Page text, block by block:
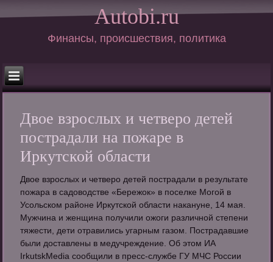
Autobi.ru
Финансы, происшествия, политика
Двое взрослых и четверо детей
пострадали на пожаре в
Иркутской области
Двое взрослых и четверо детей пострадали в результате
пожара в садоводстве «Бережок» в поселке Могой в
Усольском районе Иркутской области накануне, 14 мая.
Мужчина и женщина получили ожоги различной степени
тяжести, дети отравились угарным газом. Пострадавшие
были доставлены в медучреждение. Об этом ИА
IrkutskMedia сообщили в пресс-службе ГУ МЧС России